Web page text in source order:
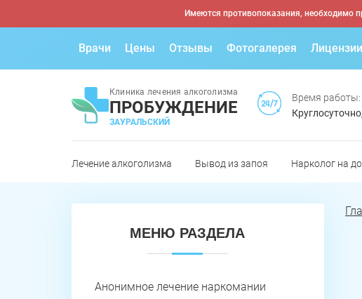
Имеются противопоказания, необходимо
Врачи Цены Отзывы Фотогалерея
Клиника лечения алкоголизма
ПРОБУЖДЕНИЕ
ЗАУРАЛЬСКИЙ
Время работы:
Лечение алкоголизма Вывод из запоя Нарколог на
МЕНЮ РАЗДЕЛА
Анонимное лечение наркомании